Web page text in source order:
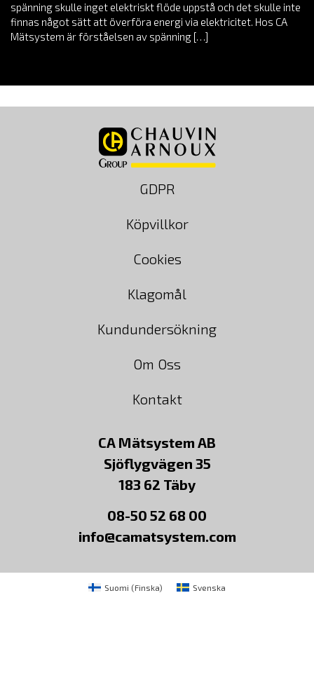
spänning skulle inget elektriskt flöde uppstå och det skulle inte
finnas något sätt att överföra energi via elektricitet. Hos CA
Mätsystem är förståelsen av spänning […]
GDPR
Köpvillkor
Cookies
Klagomål
Kundundersökning
Om Oss
Kontakt
CA Mätsystem AB
Sjöflygvägen 35
183 62 Täby
08-50 52 68 00
info@camatsystem.com
Suomi (Finska) Svenska